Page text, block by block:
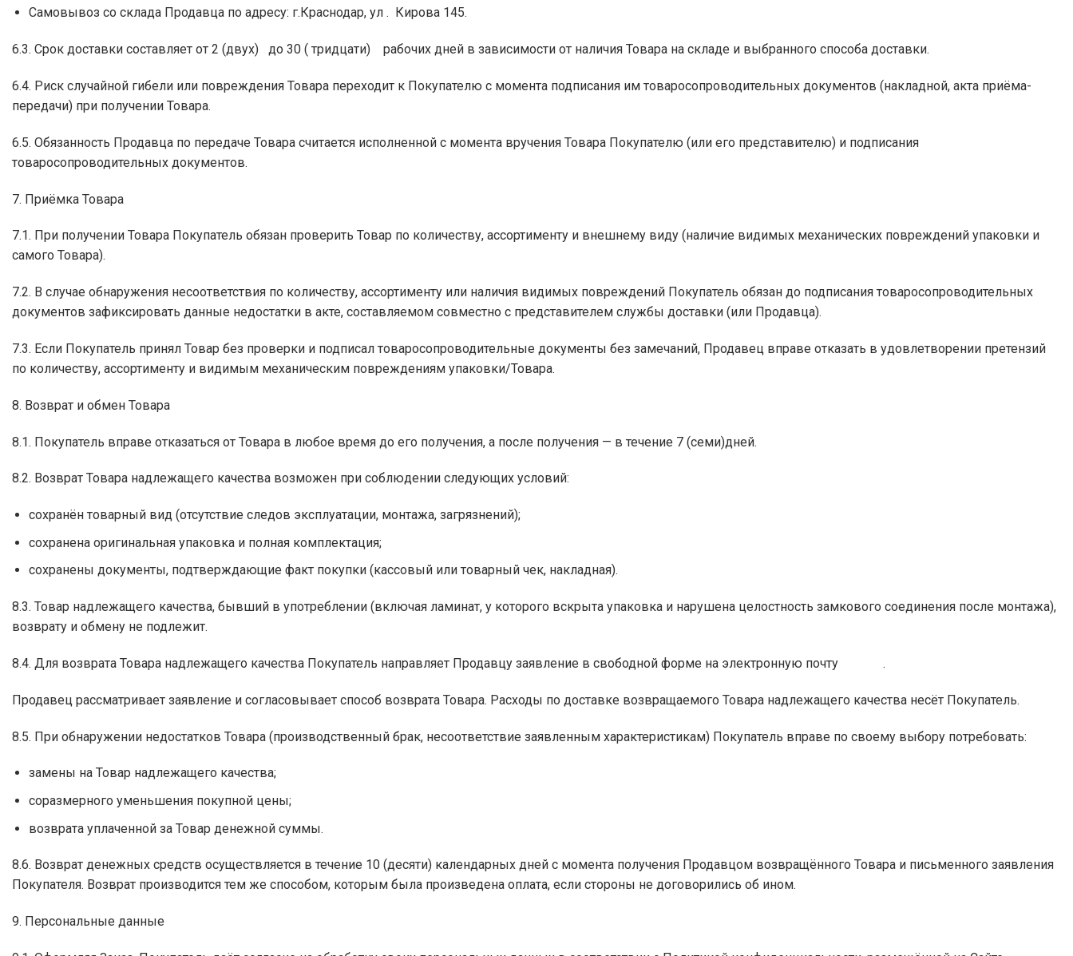
Самовывоз со склада Продавца по адресу: г.Краснодар, ул . Кирова 145.
6.3. Срок доставки составляет от 2 (двух) до 30 ( тридцати) рабочих дней в зависимости от наличия Товара на складе и выбранного способа доставки.
6.4. Риск случайной гибели или повреждения Товара переходит к Покупателю с момента подписания им товаросопроводительных документов (накладной, акта приёма-
передачи) при получении Товара.
6.5. Обязанность Продавца по передаче Товара считается исполненной с момента вручения Товара Покупателю (или его представителю) и подписания
товаросопроводительных документов.
7. Приёмка Товара
7.1. При получении Товара Покупатель обязан проверить Товар по количеству, ассортименту и внешнему виду (наличие видимых механических повреждений упаковки и
самого Товара).
7.2. В случае обнаружения несоответствия по количеству, ассортименту или наличия видимых повреждений Покупатель обязан до подписания товаросопроводительных
документов зафиксировать данные недостатки в акте, составляемом совместно с представителем службы доставки (или Продавца).
7.3. Если Покупатель принял Товар без проверки и подписал товаросопроводительные документы без замечаний, Продавец вправе отказать в удовлетворении претензий
по количеству, ассортименту и видимым механическим повреждениям упаковки/Товара.
8. Возврат и обмен Товара
8.1. Покупатель вправе отказаться от Товара в любое время до его получения, а после получения — в течение 7 (семи)дней.
8.2. Возврат Товара надлежащего качества возможен при соблюдении следующих условий:
сохранён товарный вид (отсутствие следов эксплуатации, монтажа, загрязнений);
сохранена оригинальная упаковка и полная комплектация;
сохранены документы, подтверждающие факт покупки (кассовый или товарный чек, накладная).
8.3. Товар надлежащего качества, бывший в употреблении (включая ламинат, у которого вскрыта упаковка и нарушена целостность замкового соединения после монтажа),
возврату и обмену не подлежит.
8.4. Для возврата Товара надлежащего качества Покупатель направляет Продавцу заявление в свободной форме на электронную почту .
Продавец рассматривает заявление и согласовывает способ возврата Товара. Расходы по доставке возвращаемого Товара надлежащего качества несёт Покупатель.
8.5. При обнаружении недостатков Товара (производственный брак, несоответствие заявленным характеристикам) Покупатель вправе по своему выбору потребовать:
замены на Товар надлежащего качества;
соразмерного уменьшения покупной цены;
возврата уплаченной за Товар денежной суммы.
8.6. Возврат денежных средств осуществляется в течение 10 (десяти) календарных дней с момента получения Продавцом возвращённого Товара и письменного заявления
Покупателя. Возврат производится тем же способом, которым была произведена оплата, если стороны не договорились об ином.
9. Персональные данные